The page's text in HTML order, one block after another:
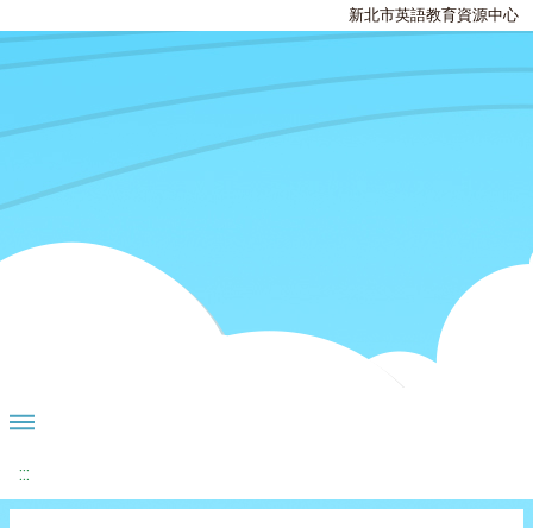
新北市英語教育資源中心
:::